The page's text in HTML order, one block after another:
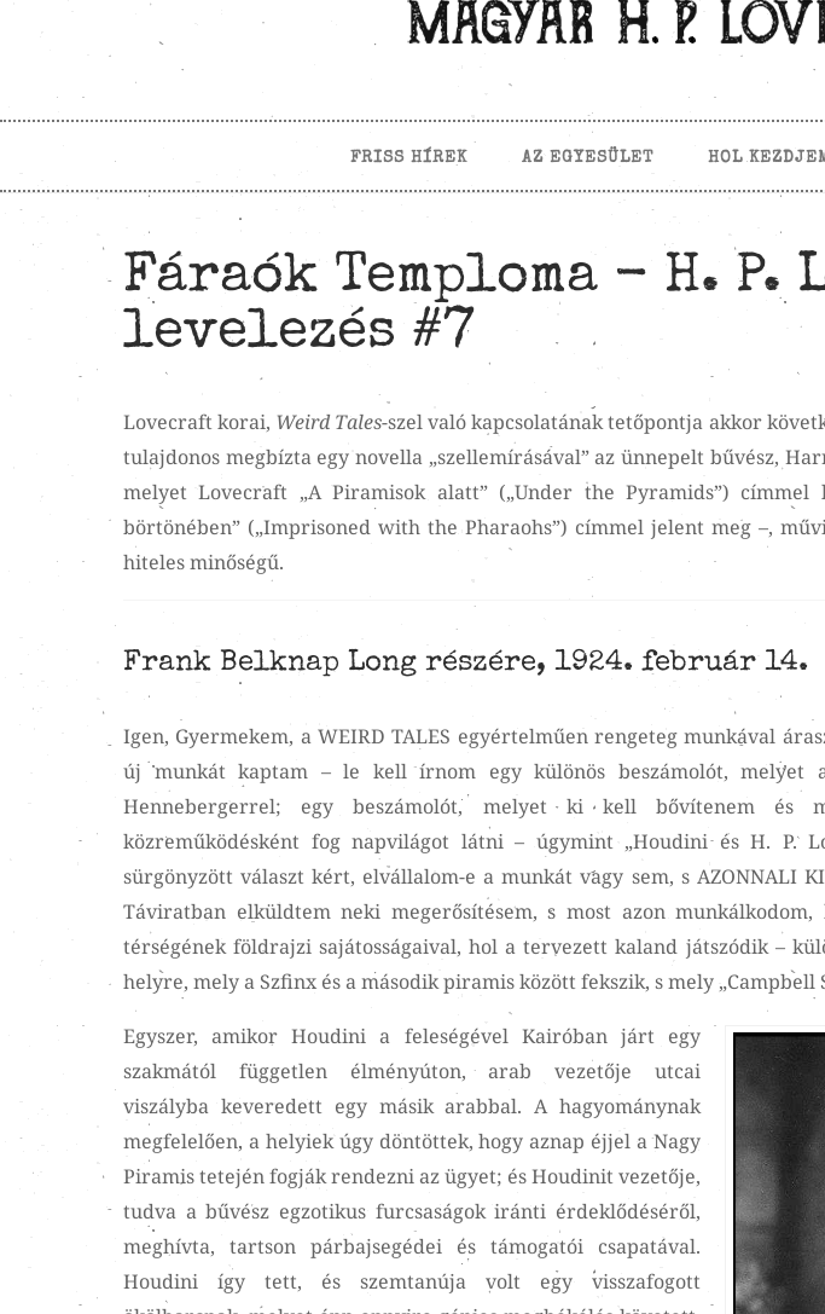
FRISS HÍREK AZ EGYESÜLET HOL
Fáraók Temploma - H.
levelezés #7
Lovecraft korai, Weird Tales-szel való kapcsolatának tetőpontja akkor
tulajdonos megbízta egy novella „szellemírásával” az ünnepelt bűvész,
melyet Lovecraft „A Piramisok alatt” („Under the Pyramids”)
börtönében” („Imprisoned with the Pharaohs”) címmel jelent meg –,
hiteles minőségű.
Frank Belknap Long részére, 1924. február 14.
Igen, Gyermekem, a WEIRD TALES egyértelműen rengeteg munkával
új munkát kaptam – le kell írnom egy különös beszámolót, melyet
Hennebergerrel; egy beszámolót, melyet ki kell bővítenem és
közreműködésként fog napvilágot látni – úgymint „Houdini és H. P.
sürgönyzött választ kért, elvállalom-e a munkát vagy sem, s AZONNALI
Táviratban elküldtem neki megerősítésem, s most azon munkálkodom,
térségének földrajzi sajátosságaival, hol a tervezett kaland játszódik –
helyre, mely a Szfinx és a második piramis között fekszik, s mely „Campbell
Egyszer, amikor Houdini a feleségével Kairóban járt egy
szakmától független élményúton, arab vezetője utcai
viszályba keveredett egy másik arabbal. A hagyománynak
megfelelően, a helyiek úgy döntöttek, hogy aznap éjjel a Nagy
Piramis tetején fogják rendezni az ügyet; és Houdinit vezetője,
tudva a bűvész egzotikus furcsaságok iránti érdeklődéséről,
meghívta, tartson párbajsegédei és támogatói csapatával.
Houdini így tett, és szemtanúja volt egy visszafogott